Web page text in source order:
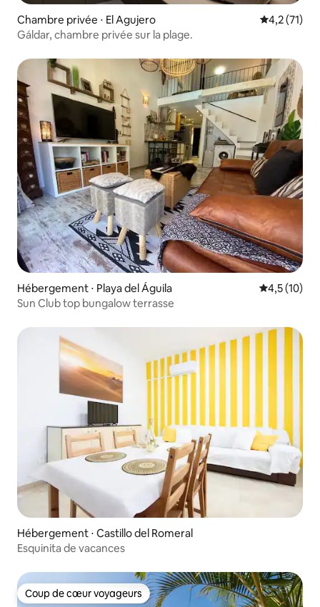
Chambre privée ⋅ El Agujero Évaluation
4,2 (71)
Gáldar, chambre privée sur la plage.
Hébergement ⋅ Playa del Águila Évaluation
4,5 (10)
Sun Club top bungalow terrasse
Hébergement ⋅ Castillo del Romeral
Esquinita de vacances
Coup de cœur voyageurs
Coup de cœur voyageurs